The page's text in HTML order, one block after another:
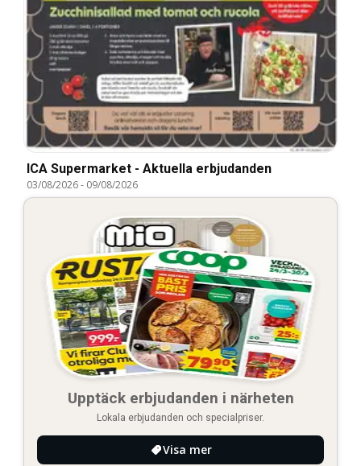
ICA Supermarket - Aktuella erbjudanden
03/08/2026- 09/08/2026
Upptäck erbjudanden i närheten
Lokala erbjudanden och specialpriser.
Visa mer